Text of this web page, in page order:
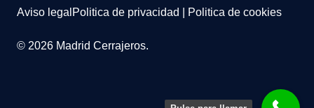
© 2026 Madrid Cerrajeros.
Aviso legal Politica de privacidad Politica de cookies